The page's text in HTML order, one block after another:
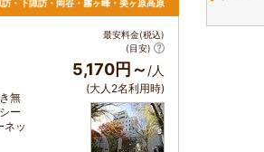
・下諏訪・岡谷・霧ヶ峰・美ヶ原高原
無
ー
ネッ
最安料金(税込)
(目安)
5,170円～ /人
(大人2名利用時)